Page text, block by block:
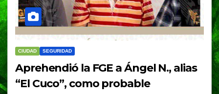
CIUDAD SEGURIDAD
Aprehendió la FGE a Ángel N., alias
“El Cuco”, como probable